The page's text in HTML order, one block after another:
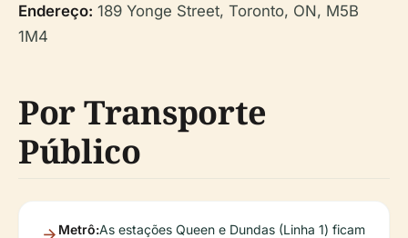
Endereço: 189 Yonge Street, Toronto, ON, M5B
1M4
Por Transporte
Público
Metrô:As estações Queen e Dundas (Linha 1) ficam